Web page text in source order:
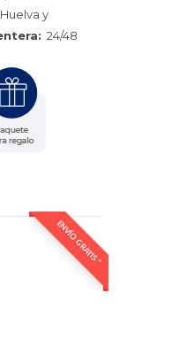
y
24/48
ENVÍO GRATIS *